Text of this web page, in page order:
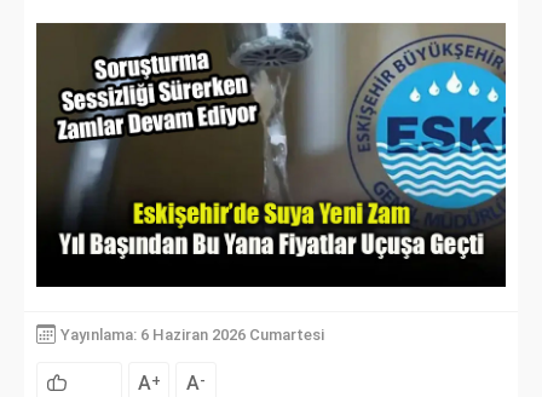
Yayınlama: 6 Haziran 2026 Cumartesi
A+ A-